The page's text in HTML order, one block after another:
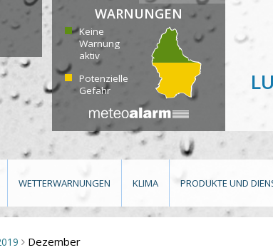
WARNUNGEN
Keine
Warnung
aktiv
Potenzielle
Gefahr
WETTERWARNUNGEN KLIMA PRODUKTE UND
> Dezember